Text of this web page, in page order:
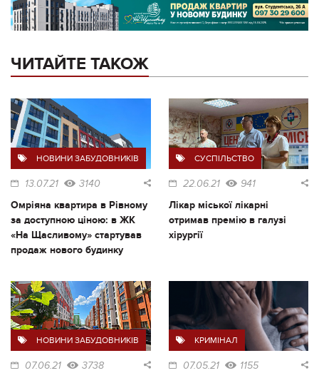
ЧИТАЙТЕ ТАКОЖ
НОВИНИ ЗАБУДОВНИКІВ
13.07.21 3140
Омріяна квартира в Рівному
за доступною ціною: в ЖК
«На Щасливому» стартував
продаж нового будинку
СУСПІЛЬСТВО
22.06.21 941
Лікар міської лікарні
отримав премію в галузі
хірургії
НОВИНИ ЗАБУДОВНИКІВ
07.06.21 3738
КРИМІНАЛ
07.05.21 1155